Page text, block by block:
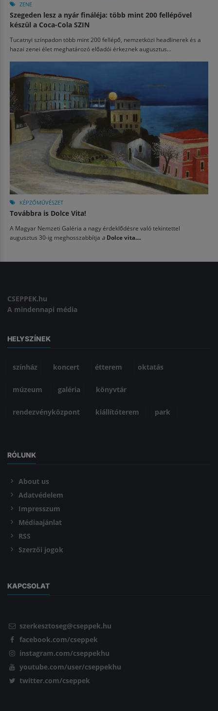
ZENE
Szegeden lesz a nyár fináléja: több mint 200 fellépővel
készül a Coca-Cola SZIN
Tucatnyi színpadon több mint 200 fellépő, nemzetközi headlinerek és a
hazai zenei élet meghatározó előadói érkeznek augusztus...
KÉPZŐMŰVÉSZET
Továbbra is Dolce Vita!
A Magyar Nemzeti Galéria a nagy érdeklődésre való tekintettel
augusztus 30-ig meghosszabbítja a Dolce vita....
CSEPPEK.hu
A mindennapi média
HELYSZÍNEK
színház koncert étterem oktatás
múzeum galéria könyvtár
rendezvényközpont kiállítóterem park
RÓLUNK
About us
Adatvédelem
Impresszum
Médiaajánlat
RSS
Szerzői jogok
KAPCSOLAT
szerkesztoseg@cseppek.hu
facebook.com/cseppek
instagram.com/cseppekhu
youtube.com/user/cseppekhu
twitter.com/cseppek